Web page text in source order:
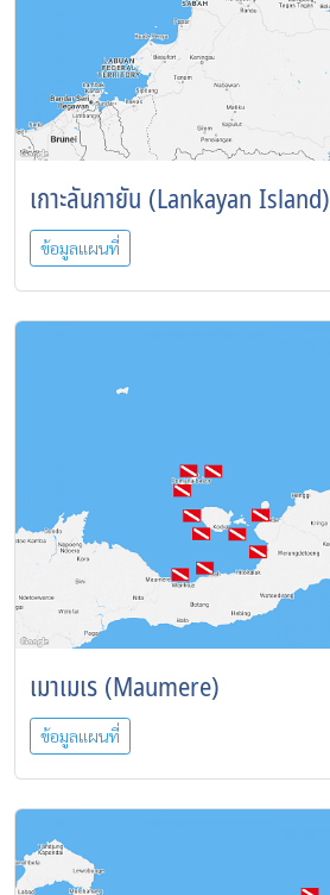
เกาะลันกายัน (Lankayan Island)
ข้อมูลแผนที่
เมาเมเร (Maumere)
ข้อมูลแผนที่